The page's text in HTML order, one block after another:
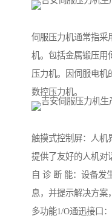
伺服压力机通常指采
机。包括金属锻压用
压力机。因伺服电机
数控压力机。
触摸式控制屏：人机
提供了友好的人机对
自 诊 断 能：设备发
息，并提示解决方案
多功能1/O通迅接口